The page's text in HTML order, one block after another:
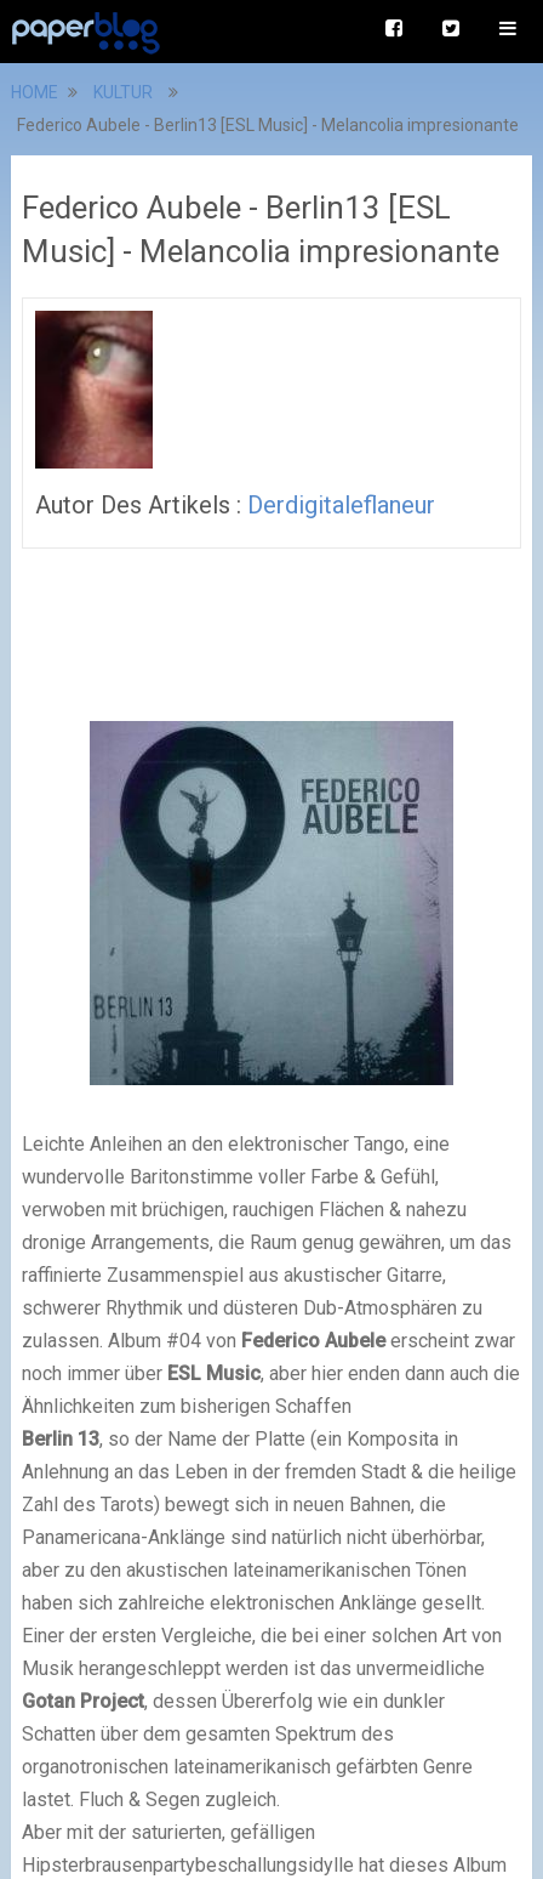
HOME
KULTUR
Federico Aubele - Berlin13 [ESL Music] - Melancolia impresionante
Federico Aubele - Berlin13 [ESL
Music] - Melancolia impresionante
Autor Des Artikels : Derdigitaleflaneur
Leichte Anleihen an den elektronischer Tango, eine
wundervolle Baritonstimme voller Farbe & Gefühl,
verwoben mit brüchigen, rauchigen Flächen & nahezu
dronige Arrangements, die Raum genug gewähren, um das
raffinierte Zusammenspiel aus akustischer Gitarre,
schwerer Rhythmik und düsteren Dub-Atmosphären zu
zulassen. Album #04 von Federico Aubeleerscheint zwar
noch immer überESL Music, aber hier enden dann auch die
Ähnlichkeiten zum bisherigen Schaffen
Berlin13, so der Name der Platte (ein Komposita in
Anlehnung an das Leben in der fremden Stadt & die heilige
Zahl des Tarots) bewegt sich in neuen Bahnen, die
Panamericana-Anklänge sind natürlich nicht überhörbar,
aber zu den akustischen lateinamerikanischen Tönen
haben sich zahlreiche elektronischen Anklänge gesellt.
Einer der ersten Vergleiche, die bei einer solchen Art von
Musik herangeschleppt werden ist das unvermeidliche
Gotan Project, dessen Übererfolg wie ein dunkler
Schatten über dem gesamten Spektrum des
organotronischen lateinamerikanisch gefärbten Genre
lastet. Fluch & Segen zugleich.
Aber mit der saturierten, gefälligen
Hipsterbrausenpartybeschallungsidylle hat dieses Album